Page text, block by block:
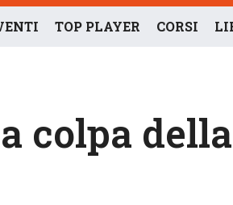
TOP PLAYER CORSI
colpa della